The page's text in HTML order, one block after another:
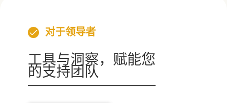
对于领导者
工具与洞察，赋能您
的支持团队